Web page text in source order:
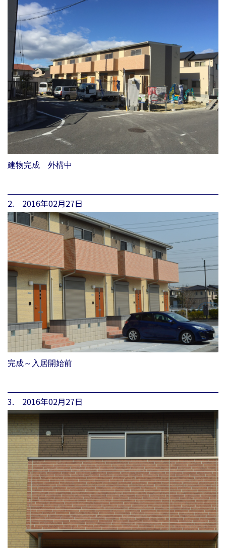
建物完成 外構中
2. 2016年02月27日
完成～入居開始前
3. 2016年02月27日